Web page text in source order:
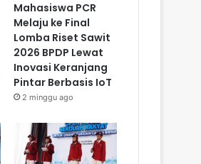
Mahasiswa PCR
Melaju ke Final
Lomba Riset Sawit
2026 BPDP Lewat
Inovasi Keranjang
Pintar Berbasis IoT
2 minggu ago